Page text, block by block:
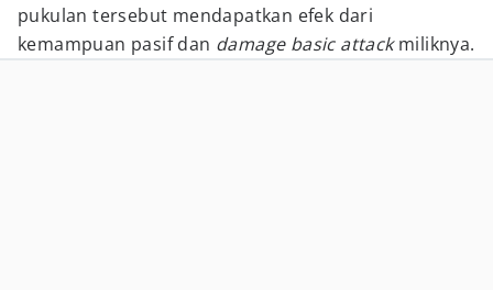
pukulan tersebut mendapatkan efek dari
kemampuan pasif dan damage basic attackmiliknya.